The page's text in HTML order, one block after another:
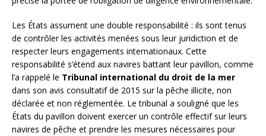
Les États assument une double responsabilité : ils sont tenus
de contrôler les activités menées sous leur juridiction et de
respecter leurs engagements internationaux. Cette
responsabilité s’étend aux navires battant leur pavillon, comme
l’a rappelé le Tribunal international du droit de la mer
dans son avis consultatif de 2015 sur la pêche illicite, non
déclarée et non réglementée. Le tribunal a souligné que les
États du pavillon doivent exercer un contrôle effectif sur leurs
navires de pêche et prendre les mesures nécessaires pour